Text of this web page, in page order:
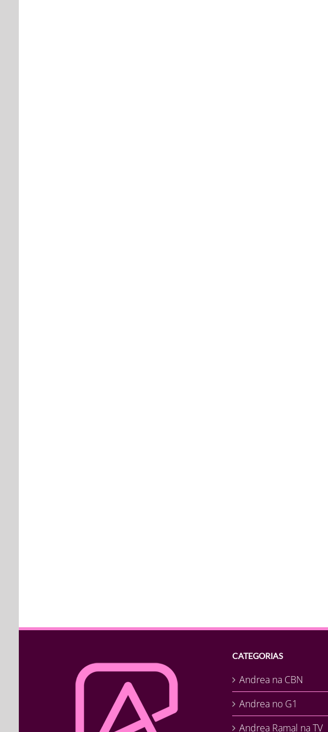
CATEGORIAS
Andrea na CBN
Andrea no G1
Andrea Ramal na TV